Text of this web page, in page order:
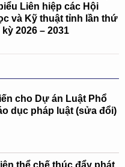
Liên hiệp các Hội
và Kỹ thuật tỉnh lần thứ
kỳ 2026 – 2031
cho Dự án Luật Phổ
dục pháp luật (sửa đổi)
thể chế thúc đẩy phát